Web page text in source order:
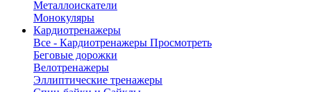
Металлоискатели
Монокуляры
Кардиотренажеры
Все - Кардиотренажеры Просмотреть
Беговые дорожки
Велотренажеры
Эллиптические тренажеры